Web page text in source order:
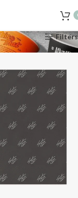
Filters